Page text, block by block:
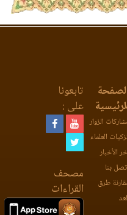
الزوار
العلماء
الأخبار
بنا
طرق
تابعونا
على :
مصحف
القراءات